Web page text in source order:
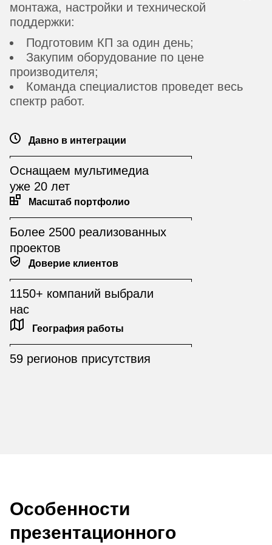
монтажа, настройки и технической
поддержки:
Подготовим КП за один день;
Закупим оборудование по цене
производителя;
Команда специалистов проведет весь
спектр работ.
Давно в интеграции
Оснащаем мультимедиа
уже 20 лет
Масштаб портфолио
Более 2500 реализованных
проектов
Доверие клиентов
1150+ компаний выбрали
нас
География работы
59 регионов присутствия
Особенности
презентационного